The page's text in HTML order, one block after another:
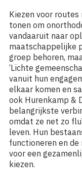
Kiezen voor
tonen om
vandaaruit naar
maatschappelijke
groep behoren,
‘Lichte
vanuit hun
elkaar komen en
ook Hurenkamp &
belangrijkste
omdat ze net zo
leven. Hun
functioneren en de
voor een
kiezen.